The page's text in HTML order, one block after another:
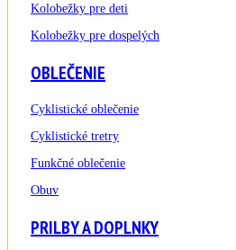
Kolobežky pre deti
Kolobežky pre dospelých
OBLEČENIE
Cyklistické oblečenie
Cyklistické tretry
Funkčné oblečenie
Obuv
PRILBY A DOPLNKY